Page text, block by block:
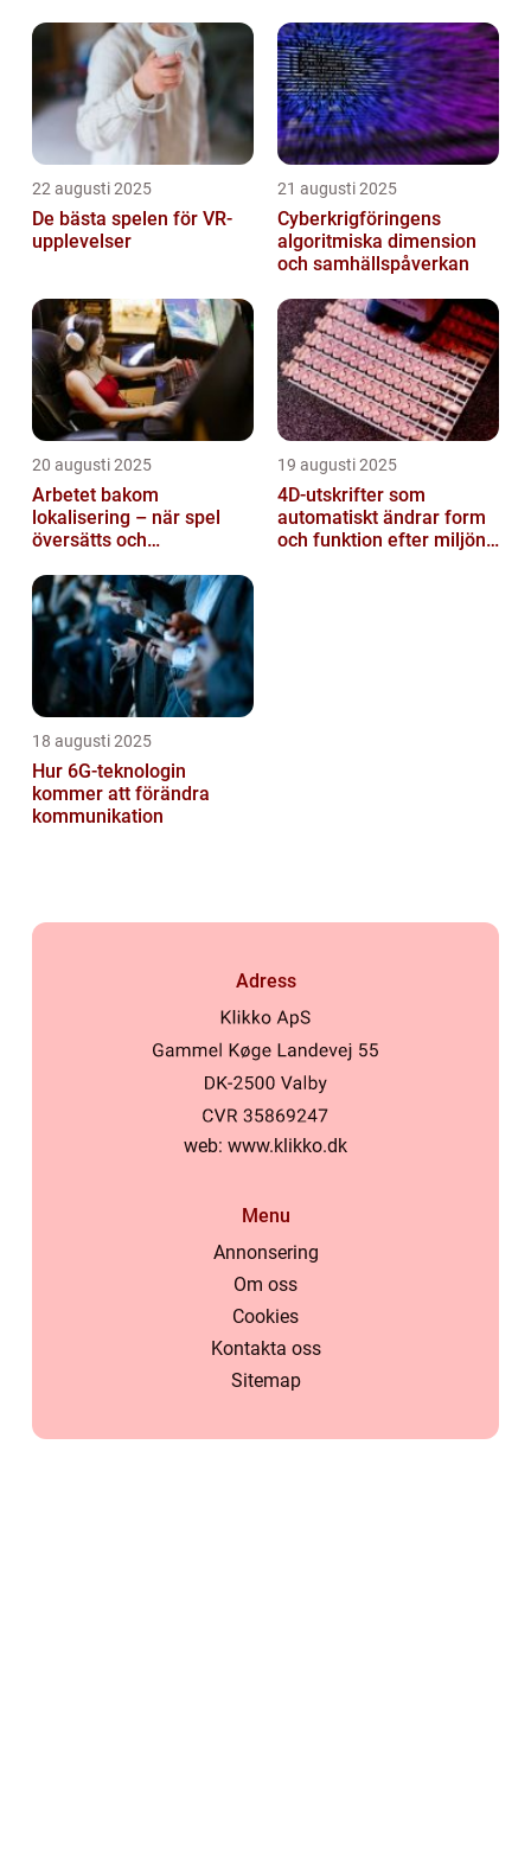
22 augusti 2025
De bästa spelen för VR-
upplevelser
21 augusti 2025
Cyberkrigföringens
algoritmiska dimension
och samhällspåverkan
20 augusti 2025
Arbetet bakom
lokalisering – när spel
översätts och
19 augusti 2025
4D-utskrifter som
automatiskt ändrar form
och funktion efter miljöns
18 augusti 2025
Hur 6G-teknologin
kommer att förändra
kommunikation
Adress
web: www.klikko.dk
Menu
Annonsering
Om oss
Cookies
Kontakta oss
Sitemap